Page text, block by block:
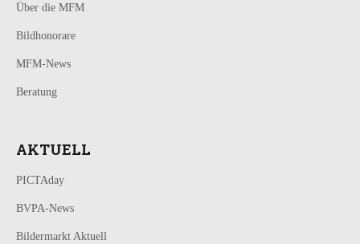
Über die MFM
Bildhonorare
MFM-News
Beratung
AKTUELL
PICTAday
BVPA-News
Bildermarkt Aktuell